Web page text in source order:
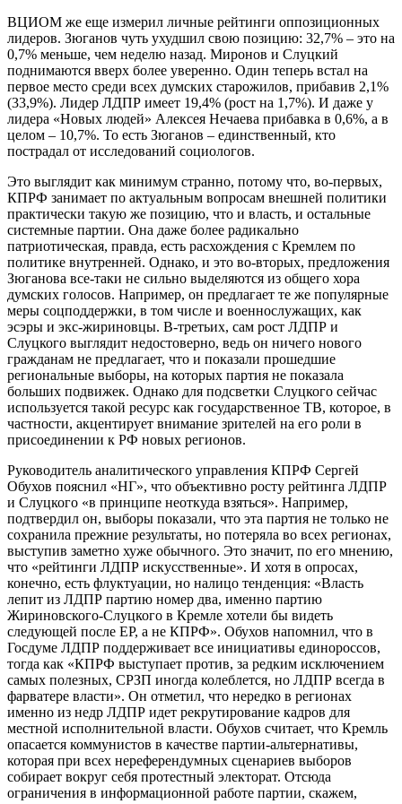
ВЦИОМ же еще измерил личные рейтинги оппозиционных
лидеров. Зюганов чуть ухудшил свою позицию: 32,7% – это на
0,7% меньше, чем неделю назад. Миронов и Слуцкий
поднимаются вверх более уверенно. Один теперь встал на
первое место среди всех думских старожилов, прибавив 2,1%
(33,9%). Лидер ЛДПР имеет 19,4% (рост на 1,7%). И даже у
лидера «Новых людей» Алексея Нечаева прибавка в 0,6%, а в
целом – 10,7%. То есть Зюганов – единственный, кто
пострадал от исследований социологов.
Это выглядит как минимум странно, потому что, во-первых,
КПРФ занимает по актуальным вопросам внешней политики
практически такую же позицию, что и власть, и остальные
системные партии. Она даже более радикально
патриотическая, правда, есть расхождения с Кремлем по
политике внутренней. Однако, и это во-вторых, предложения
Зюганова все-таки не сильно выделяются из общего хора
думских голосов. Например, он предлагает те же популярные
меры соцподдержки, в том числе и военнослужащих, как
эсэры и экс-жириновцы. В-третьих, сам рост ЛДПР и
Слуцкого выглядит недостоверно, ведь он ничего нового
гражданам не предлагает, что и показали прошедшие
региональные выборы, на которых партия не показала
больших подвижек. Однако для подсветки Слуцкого сейчас
используется такой ресурс как государственное ТВ, которое, в
частности, акцентирует внимание зрителей на его роли в
присоединении к РФ новых регионов.
Руководитель аналитического управления КПРФ Сергей
Обухов пояснил «НГ», что объективно росту рейтинга ЛДПР
и Слуцкого «в принципе неоткуда взяться». Например,
подтвердил он, выборы показали, что эта партия не только не
сохранила прежние результаты, но потеряла во всех регионах,
выступив заметно хуже обычного. Это значит, по его мнению,
что «рейтинги ЛДПР искусственные». И хотя в опросах,
конечно, есть флуктуации, но налицо тенденция: «Власть
лепит из ЛДПР партию номер два, именно партию
Жириновского-Слуцкого в Кремле хотели бы видеть
следующей после ЕР, а не КПРФ». Обухов напомнил, что в
Госдуме ЛДПР поддерживает все инициативы единороссов,
тогда как «КПРФ выступает против, за редким исключением
самых полезных, СРЗП иногда колеблется, но ЛДПР всегда в
фарватере власти». Он отметил, что нередко в регионах
именно из недр ЛДПР идет рекрутирование кадров для
местной исполнительной власти. Обухов считает, что Кремль
опасается коммунистов в качестве партии-альтернативы,
которая при всех нереферендумных сценариев выборов
собирает вокруг себя протестный электорат. Отсюда
ограничения в информационной работе партии, скажем,